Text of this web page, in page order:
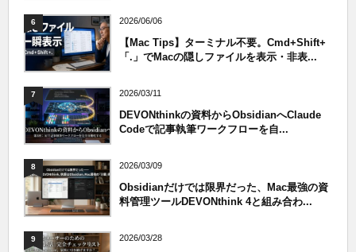
6 2026/06/06
【Mac Tips】ターミナル不要。Cmd+Shift+
「.」でMacの隠しファイルを表示・非表...
7 2026/03/11
DEVONthinkの資料からObsidianへClaude
Codeで記事執筆ワークフローを自...
8 2026/03/09
Obsidianだけでは限界だった、Mac最強の資
料管理ツールDEVONthink 4と組み合わ...
9 2026/03/28